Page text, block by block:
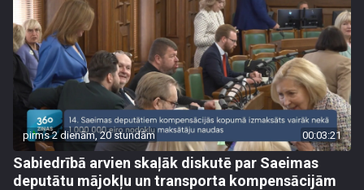
pirms 2 dienām, 20 stundām 00:03:21
Sabiedrībā arvien skaļāk diskutē par Saeimas
deputātu mājokļu un transporta kompensācijām